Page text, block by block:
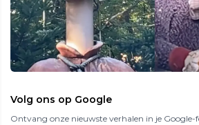
Volg ons op Google
Ontvang onze nieuwste verhalen in je Google-